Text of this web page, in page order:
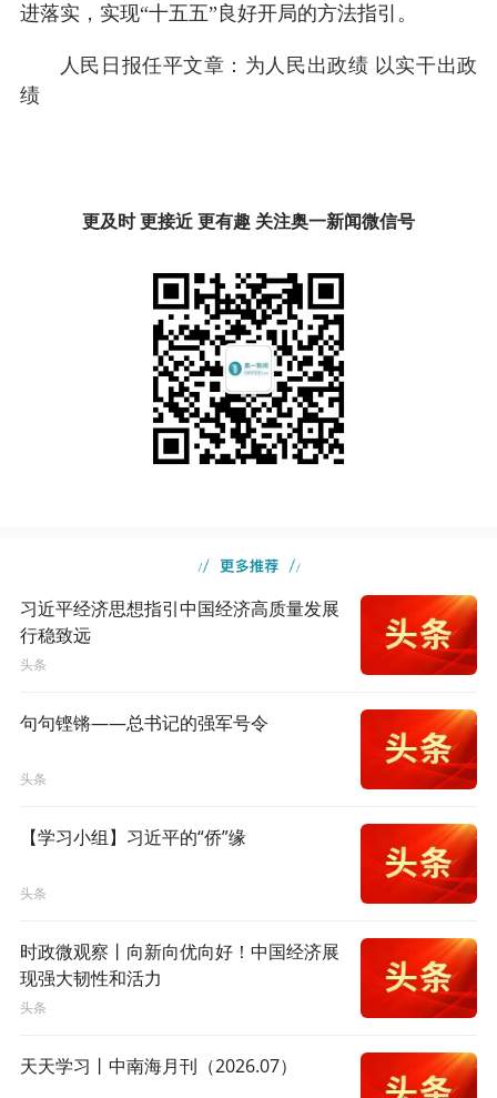
进落实，实现“十五五”良好开局的方法指引。
人民日报任平文章：为人民出政绩 以实干出政
绩
更及时 更接近 更有趣 关注奥一新闻微信号
习近平经济思想指引中国经济高质量发展
行稳致远
头条
句句铿锵——总书记的强军号令
头条
【学习小组】习近平的“侨”缘
头条
时政微观察丨向新向优向好！中国经济展
现强大韧性和活力
头条
天天学习丨中南海月刊（2026.07）